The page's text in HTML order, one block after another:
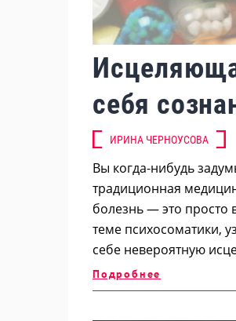
себя
ИРИНА ЧЕРНОУСОВА
Вы когда-нибудь
традиционная
болезнь — это просто
теме психосоматики,
себе невероятную
Подробнее